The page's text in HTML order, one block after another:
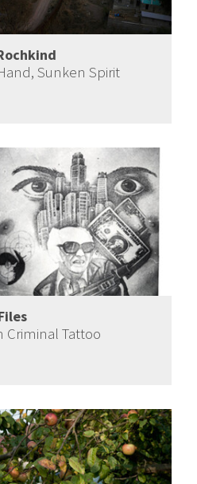
Sunken Spirit
Criminal Tattoo